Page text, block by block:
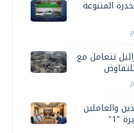
المتنوعة
تتعامل مع
والعاملين
"1"